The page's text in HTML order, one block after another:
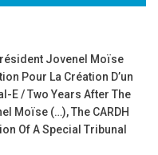
Jovenel Moïse
Pour La Création D’un
E / Two Years After The
Moïse (…), The CARDH
Of A Special Tribunal